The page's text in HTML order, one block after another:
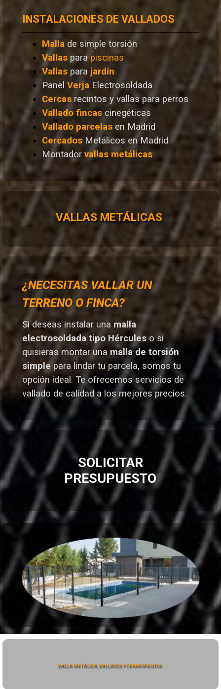
INSTALACIONES DE VALLADOS
Malla de simple torsión
Vallas parapiscinas
Vallas para jardín
Panel Verja Electrosoldada
Cercas recintos y vallas para perros
Vallado fincas cinegéticas
Vallado parcelas en Madrid
Cercados Metálicos en Madrid
Montador vallas metálicas
VALLAS METÁLICAS
¿NECESITAS VALLAR UN
TERRENO O FINCA?
Si deseas instalar una malla
electrosoldada tipo Hércules o si
quisieras montar una malla de torsión
simple para lindar tu parcela, somos tu
opción ideal. Te ofrecemos servicios de
vallado de calidad a los mejores precios.
SOLICITAR
PRESUPUESTO
VALLA METÁLICA, VALLADOS Y CERRAMIENTOS